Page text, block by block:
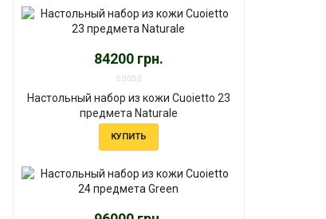
84200 грн.
Настольный набор из кожи Cuoietto 23
предмета Naturale
КУПИТЬ